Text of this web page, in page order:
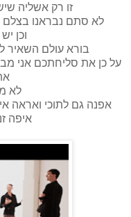
זו רק אשליה
לא סתם נבראנו בצלם
וכן
בורא עולם השאיר
על כן את סליחתכם אני
לא
אפנה גם לתוכי ואראה
איפה